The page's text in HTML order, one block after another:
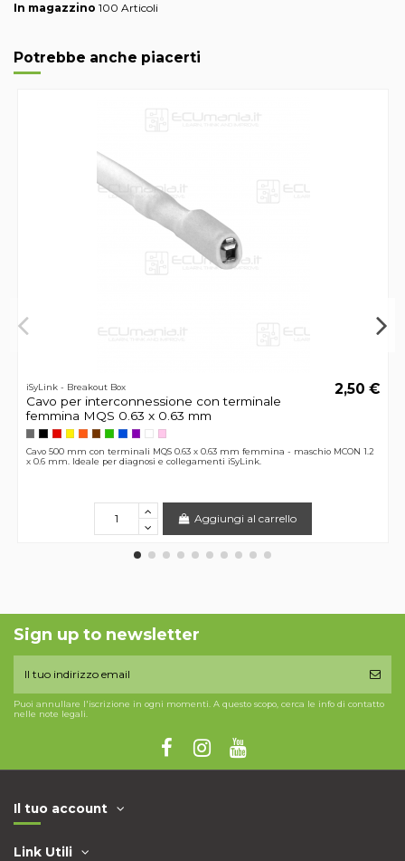
In magazzino 100 Articoli
Potrebbe anche piacerti
iSyLink - Breakout Box
Cavo per interconnessione con terminale
femmina MQS 0.63 x 0.63 mm
2,50 €
Cavo 500 mm con terminali MQS 0.63 x 0.63 mm femmina - maschio MCON 1.2
x 0.6 mm. Ideale per diagnosi e collegamenti iSyLink.
Aggiungi al carrello
Sign up to newsletter
Puoi annullare l'iscrizione in ogni momenti. A questo scopo, cerca le info di contatto
nelle note legali.
Il tuo account
Link Utili